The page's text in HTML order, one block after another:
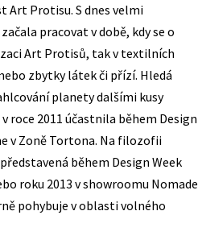
Art Protisu. S dnes velmi
pracovat v době, kdy se o
Art Protisů, tak v textilních
zbytky látek či přízí. Hledá
planety dalšími kusy
2011 účastnila během Design
v Zoně Tortona. Na filozofii
během Design Week
roku 2013 v showroomu Nomade
pohybuje v oblasti volného